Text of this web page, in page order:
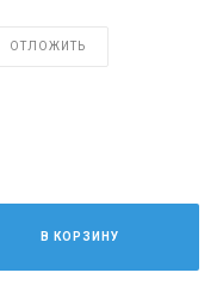
ОТЛОЖИТЬ
В КОРЗИНУ